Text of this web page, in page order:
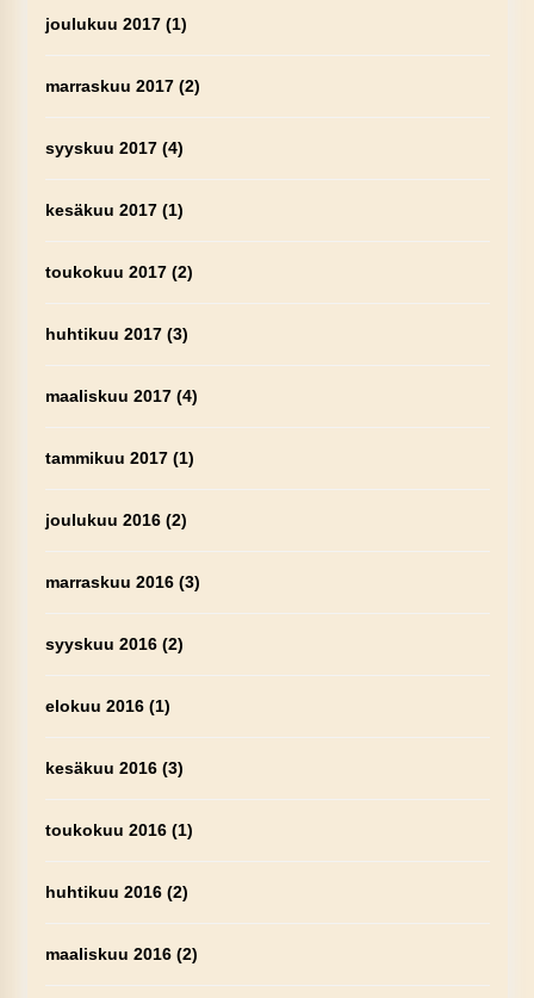
joulukuu 2017(1)
marraskuu 2017(2)
syyskuu 2017(4)
kesäkuu 2017(1)
toukokuu 2017(2)
huhtikuu 2017(3)
maaliskuu 2017(4)
tammikuu 2017(1)
joulukuu 2016(2)
marraskuu 2016(3)
syyskuu 2016(2)
elokuu 2016(1)
kesäkuu 2016(3)
toukokuu 2016(1)
huhtikuu 2016(2)
maaliskuu 2016(2)